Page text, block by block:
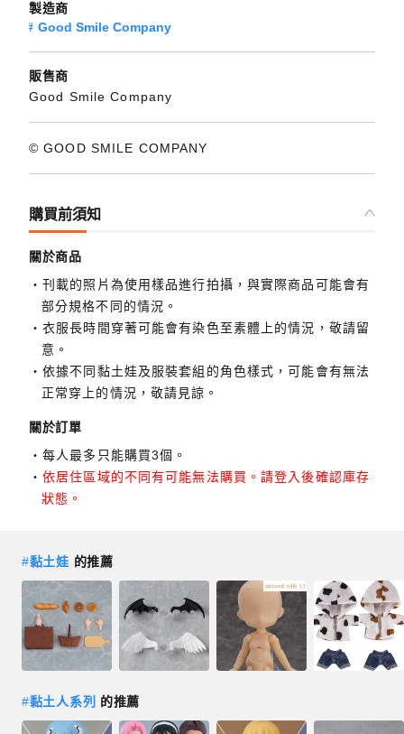
製造商
Good Smile Company
販售商
Good Smile Company
© GOOD SMILE COMPANY
購買前須知
關於商品
刊載的照片為使用樣品進行拍攝，與實際商品可能會有
部分規格不同的情況。
衣服長時間穿著可能會有染色至素體上的情況，敬請留
意。
依據不同黏土娃及服裝套組的角色樣式，可能會有無法
正常穿上的情況，敬請見諒。
關於訂單
每人最多只能購買3個。
依居住區域的不同有可能無法購買。請登入後確認庫存
狀態。
#黏土娃 的推薦
#黏土人系列 的推薦